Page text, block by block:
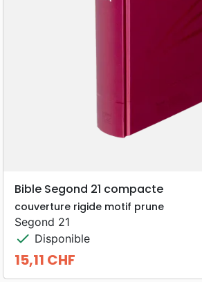
Bible Segond 21 compacte
couverture rigide motif prune
Segond 21
check Disponible
Prix
15,11 CHF